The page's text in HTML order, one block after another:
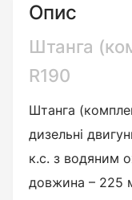
Опис
Штанга
R190
Штанга
дизельні
к.с. з водяним
довжина – 225